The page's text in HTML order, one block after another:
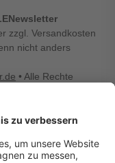
Newsletter
zzgl. Versandkosten
nicht anders
• Alle Rechte
für Ihr Office
Druckerzubehör
oder Ihr